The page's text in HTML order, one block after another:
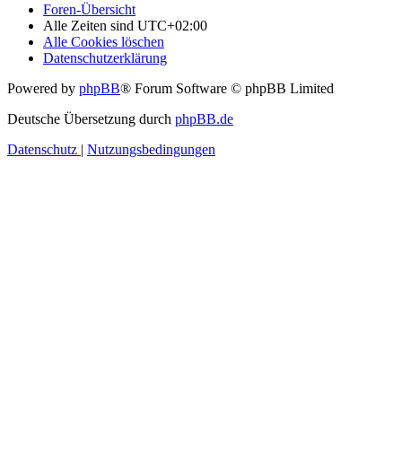
Foren-Übersicht
Alle Zeiten sind UTC+02:00
Alle Cookies löschen
Datenschutzerklärung
Powered by phpBB® Forum Software © phpBB Limited
Deutsche Übersetzung durch phpBB.de
Datenschutz | Nutzungsbedingungen